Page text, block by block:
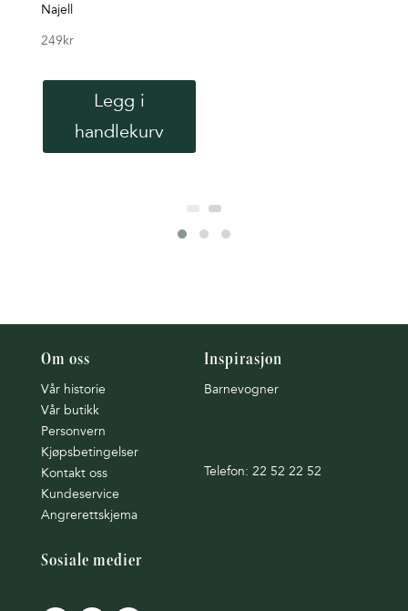
Najell
249kr
Legg i
handlekurv
Om oss
Vår historie
Vår butikk
Personvern
Kjøpsbetingelser
Kontakt oss
Kundeservice
Angrerettskjema
Inspirasjon
Barnevogner
Telefon: 22 52 22 52
Sosiale medier